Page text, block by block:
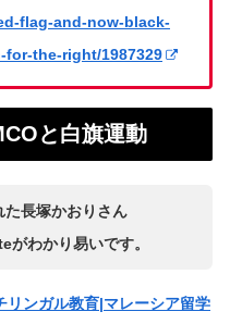
flag-and-now-black-
the-right/1987329
と白旗運動
た長塚かおりさん
がわかり易いです。
ンガル教育|マレーシア留学